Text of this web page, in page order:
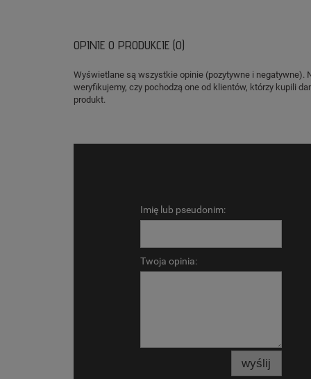
OPINIE O PRODUKCIE (0)
Wyświetlane są wszystkie opinie (pozytywne i negatywne).
weryfikujemy, czy pochodzą one od klientów, którzy kupili
produkt.
Imię lub pseudonim:
Twoja opinia:
wyślij